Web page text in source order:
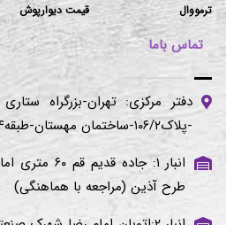
ترمووال
قیمت دیوارپوش
تماس باما
دفتر مرکزی: تهران-بزرگراه
-پلاک۱۰۶/۲-ساختمان مهستان-طبقه۴-واحد ۱۶
انبار ۱: جاده
طرح آذین (مراجعه با هماهنگی)